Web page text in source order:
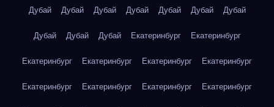
Дубай Дубай Дубай Дубай Дубай Дубай Дубай
Дубай Дубай Дубай Екатеринбург Екатеринбург
Екатеринбург Екатеринбург Екатеринбург Екатеринбург
Екатеринбург Екатеринбург Екатеринбург Екатеринбург